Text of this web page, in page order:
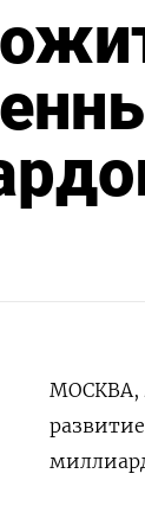
МОСКВА,